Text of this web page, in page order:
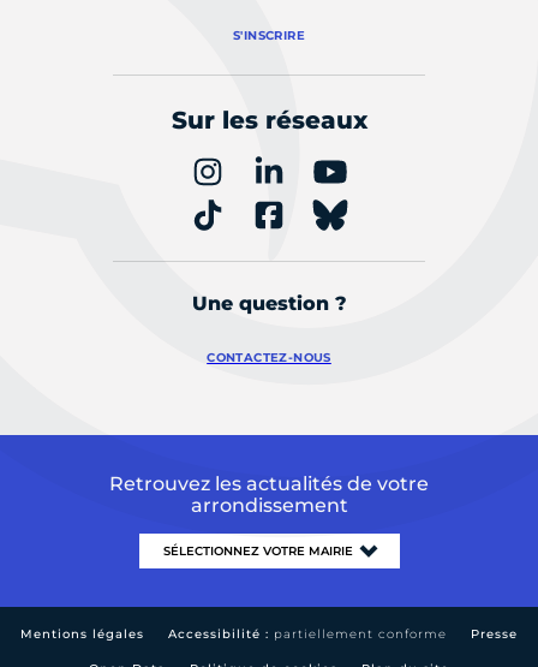
S'INSCRIRE
Sur les réseaux
Une question ?
CONTACTEZ-NOUS
Retrouvez les actualités de votre
arrondissement
Mentions légales Accessibilité : partiellement conforme Presse